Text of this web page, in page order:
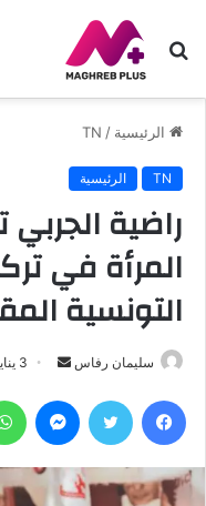
بحث
عن
الرئيسية /
TN
TN الرئيسية
راضية
المرأة في
التونسية
سليمان رفاس
س
ل
ب
ر
3 يناير، 2020